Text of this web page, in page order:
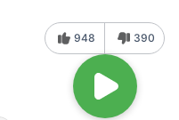
948 390